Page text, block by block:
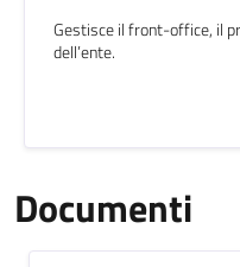
Gestisce il front-office, il
dell’ente.
Documenti